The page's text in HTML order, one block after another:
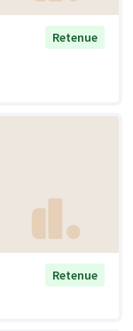
Retenue
Retenue